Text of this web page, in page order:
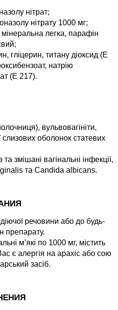
нітрат;
нітрату 1000 мг;
легка, парафін
гліцерин, титану діоксид (Е
натрію
(Е 217).
вульвовагініти,
слизових оболонок статевих
змішані вагінальні інфекції,
та Candida albicans.
речовини або до будь-
препарату.
м’які по 1000 мг, містить
є алергія на арахіс або сою
засіб.